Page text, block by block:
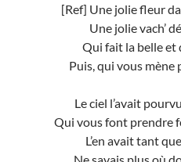
[Ref] Une jolie fleur
Une jolie vach’
Qui fait la belle et
Puis, qui vous
Le ciel l’avait
Qui vous font prendre
L’en avait tant
Ne savais plus où